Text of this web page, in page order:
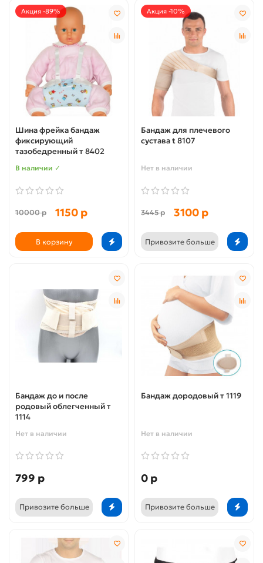
Акция -89%
Шина фрейка бандаж
фиксирующий
тазобедренный т 8402
В наличии ✓
10000 р 1150 р
В корзину
Акция -10%
Бандаж для плечевого
сустава t 8107
Нет в наличии
3445 р 3100 р
Привозите больше
Бандаж до и после
родовый облегченный т
1114
Нет в наличии
799 р
Привозите больше
Бандаж дородовый т 1119
Нет в наличии
0 р
Привозите больше